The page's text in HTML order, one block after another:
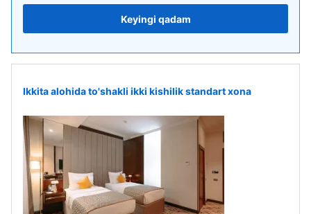
Keyingi qadam
Ikkita alohida to'shakli ikki kishilik standart xona